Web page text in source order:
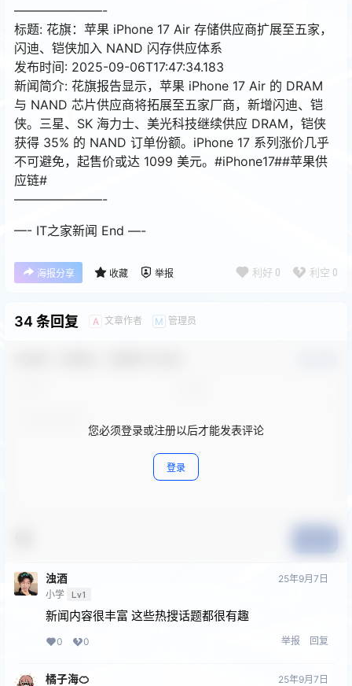
———————-
标题: 花旗：苹果 iPhone 17 Air 存储供应商扩展至五家，
闪迪、铠侠加入 NAND 闪存供应体系
发布时间: 2025-09-06T17:47:34.183
新闻简介: 花旗报告显示，苹果 iPhone 17 Air 的 DRAM
与 NAND 芯片供应商将拓展至五家厂商，新增闪迪、铠
侠。三星、SK 海力士、美光科技继续供应 DRAM，铠侠
获得 35% 的 NAND 订单份额。iPhone 17 系列涨价几乎
不可避免，起售价或达 1099 美元。#iPhone17##苹果供
应链#
———————-
—- IT之家新闻 End —-
海报分享 收藏 举报 利好 0 利空 0
34 条回复 A 文章作者 M 管理员
您必须登录或注册以后才能发表评论
登录
浊酒
小学 Lv1
25年9月7日
新闻内容很丰富 这些热搜话题都很有趣
0 0 举报 回复
橘子海🍊 25年9月7日